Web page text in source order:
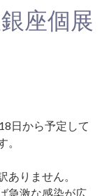
座個展
日から予定して
りません。
急激な感染が広